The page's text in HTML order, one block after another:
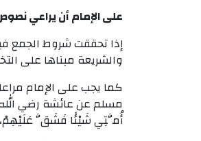
على الإمام أن يراعي
إذا تحققت شروط الجمع
والشريعة مبناها على
كما يجب على الإمام
مسلم عن عائشة رضي
أُمَّتِي شَيْئًا فَشَقَّ عَلَيْهِمْ،